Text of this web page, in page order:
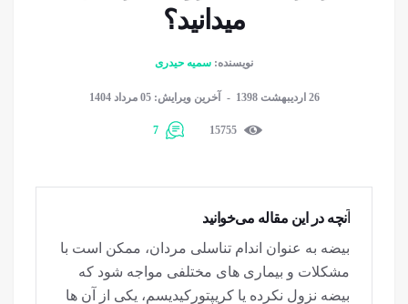
میدانید؟
نویسنده: سمیه حیدری
26 اردیبهشت 1398 آخرین ویرایش: 05 مرداد 1404
15755
7
آنچه در این مقاله می‌خوانید
بیضه به عنوان اندام تناسلی مردان، ممکن است با
مشکلات و بیماری های مختلفی مواجه شود که
بیضه نزول نکرده یا کریپتورکیدیسم، یکی از آن ها